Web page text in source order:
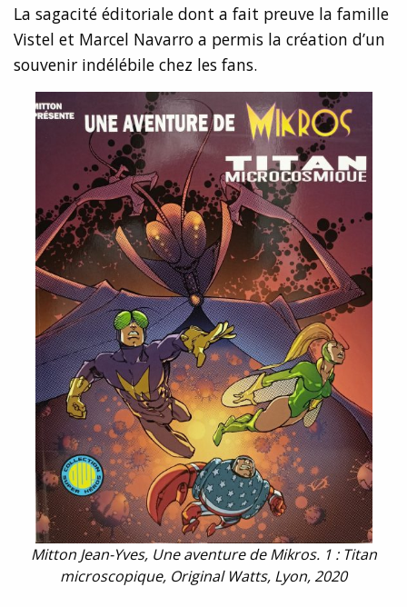
La sagacité éditoriale dont a fait preuve la famille
Vistel et Marcel Navarro a permis la création d’un
souvenir indélébile chez les fans.
Mitton Jean-Yves, Une aventure de Mikros. 1 : Titan
microscopique, Original Watts, Lyon, 2020